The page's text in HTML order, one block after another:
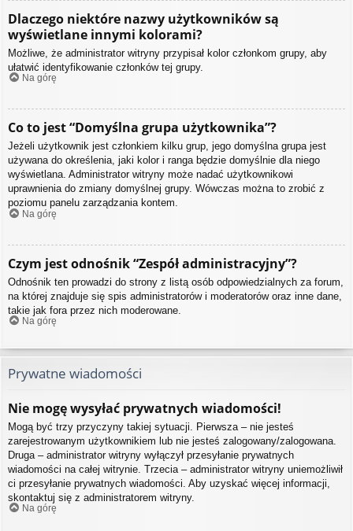
Dlaczego niektóre nazwy użytkowników są
wyświetlane innymi kolorami?
Możliwe, że administrator witryny przypisał kolor członkom grupy, aby
ułatwić identyfikowanie członków tej grupy.
Na górę
Co to jest “Domyślna grupa użytkownika”?
Jeżeli użytkownik jest członkiem kilku grup, jego domyślna grupa jest
używana do określenia, jaki kolor i ranga będzie domyślnie dla niego
wyświetlana. Administrator witryny może nadać użytkownikowi
uprawnienia do zmiany domyślnej grupy. Wówczas można to zrobić z
poziomu panelu zarządzania kontem.
Na górę
Czym jest odnośnik “Zespół administracyjny”?
Odnośnik ten prowadzi do strony z listą osób odpowiedzialnych za forum,
na której znajduje się spis administratorów i moderatorów oraz inne dane,
takie jak fora przez nich moderowane.
Na górę
Prywatne wiadomości
Nie mogę wysyłać prywatnych wiadomości!
Mogą być trzy przyczyny takiej sytuacji. Pierwsza – nie jesteś
zarejestrowanym użytkownikiem lub nie jesteś zalogowany/zalogowana.
Druga – administrator witryny wyłączył przesyłanie prywatnych
wiadomości na całej witrynie. Trzecia – administrator witryny uniemożliwił
ci przesyłanie prywatnych wiadomości. Aby uzyskać więcej informacji,
skontaktuj się z administratorem witryny.
Na górę